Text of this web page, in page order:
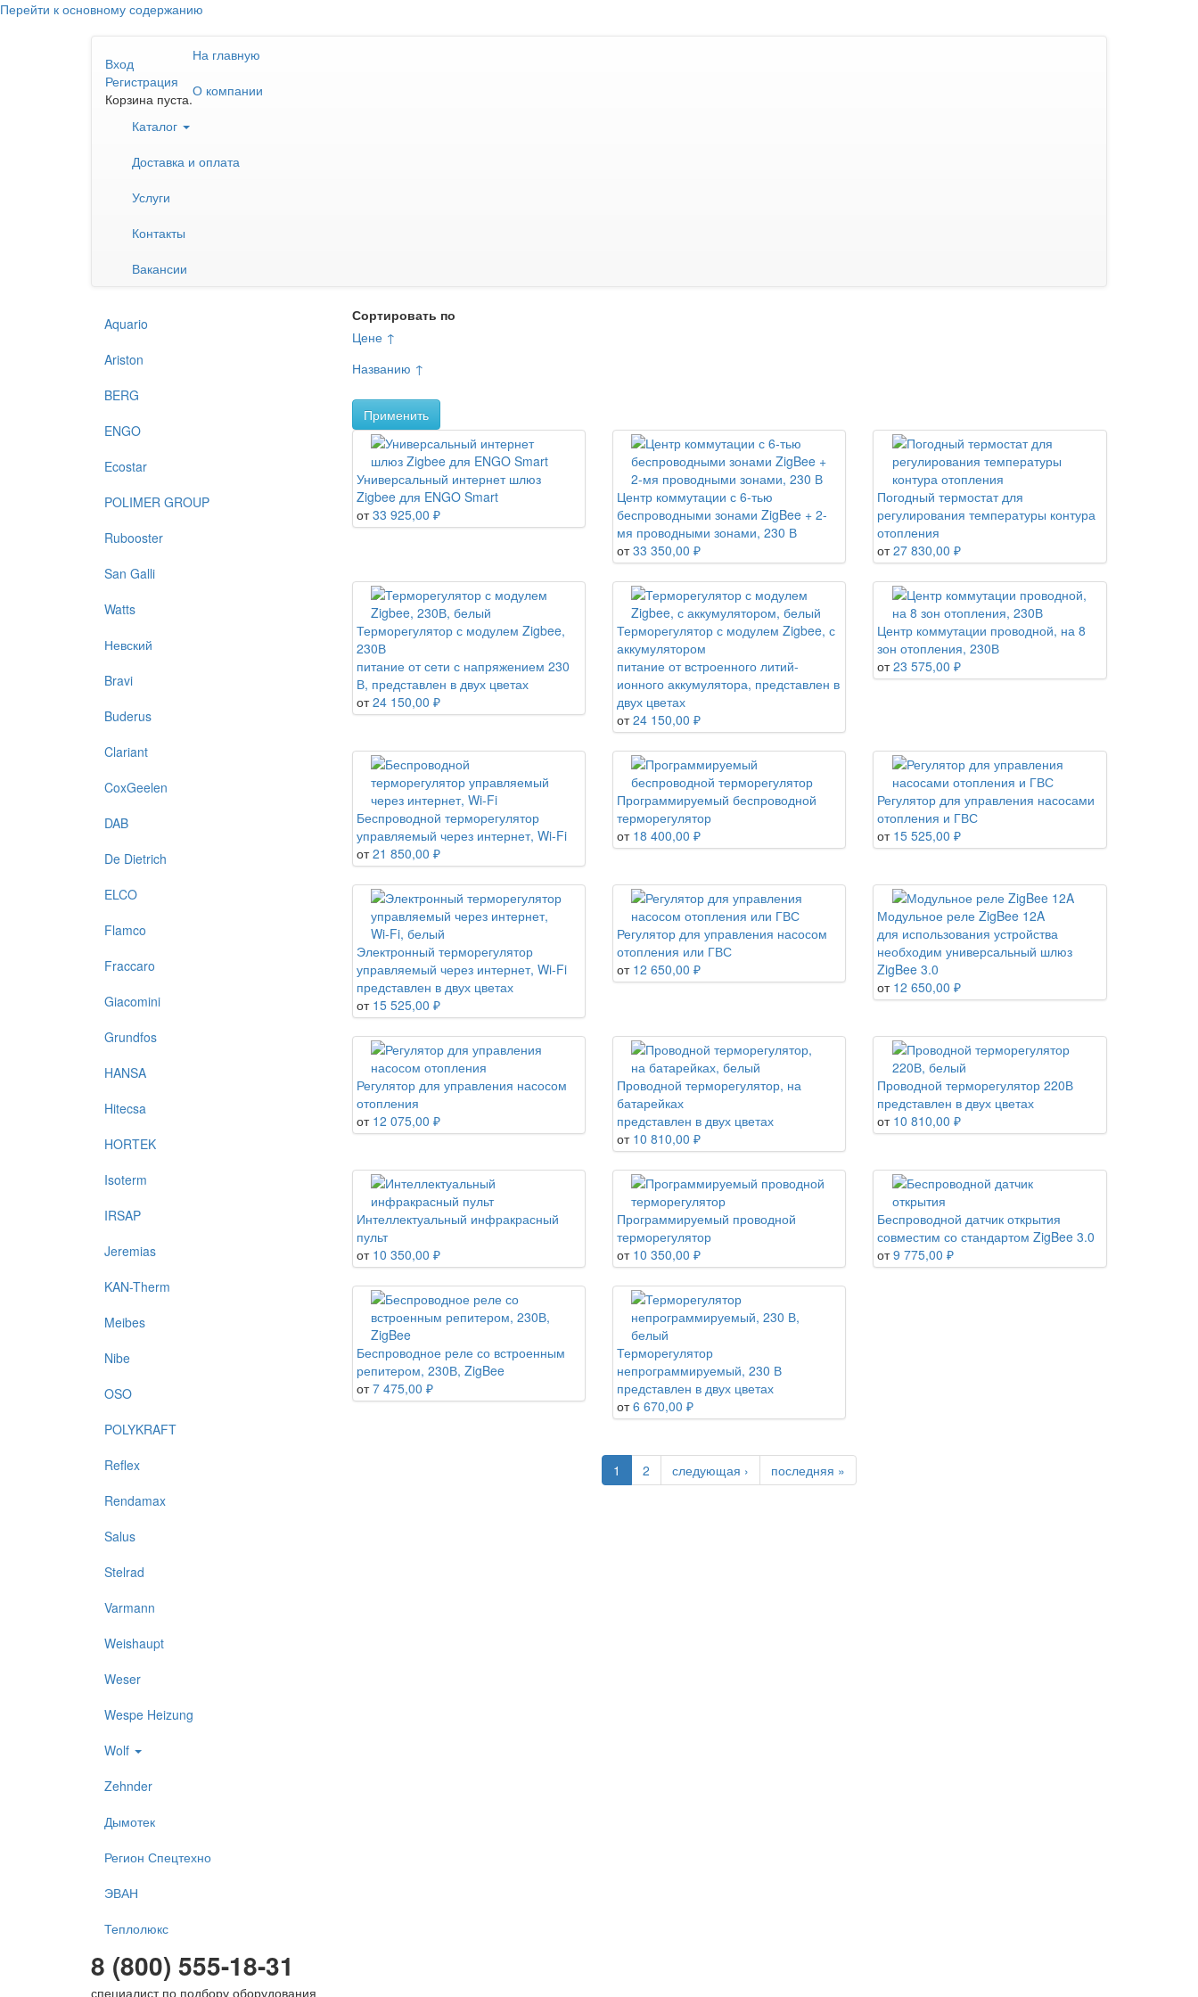
Перейти к основному содержанию
Вход
Регистрация
Корзина пуста.
На главную
О компании
Каталог
Доставка и оплата
Услуги
Контакты
Вакансии
Aquario
Ariston
BERG
ENGO
Ecostar
POLIMER GROUP
Rubooster
San Galli
Watts
Невский
Bravi
Buderus
Clariant
CoxGeelen
DAB
De Dietrich
ELCO
Flamco
Fraccaro
Giacomini
Grundfos
HANSA
Hitecsa
HORTEK
Isoterm
IRSAP
Jeremias
KAN-Therm
Meibes
Nibe
OSO
POLYKRAFT
Reflex
Rendamax
Salus
Stelrad
Varmann
Weishaupt
Weser
Wespe Heizung
Wolf
Zehnder
Дымотек
Регион Спецтехно
ЭВАН
Теплолюкс
Сортировать по
Цене ↑
Названию ↑
Применить
Универсальный интернет шлюз
Zigbee для ENGO Smart
от 33 925,00 ₽
Центр коммутации с 6-тью
беспроводными зонами ZigBee + 2-
мя проводными зонами, 230 В
от 33 350,00 ₽
Погодный термостат для
регулирования температуры контура
отопления
от 27 830,00 ₽
Терморегулятор с модулем Zigbee,
230В
питание от сети с напряжением 230
В, представлен в двух цветах
от 24 150,00 ₽
Терморегулятор с модулем Zigbee, с
аккумулятором
питание от встроенного литий-
ионного аккумулятора, представлен в
двух цветах
от 24 150,00 ₽
Центр коммутации проводной, на 8
зон отопления, 230В
от 23 575,00 ₽
Беспроводной терморегулятор
управляемый через интернет, Wi-Fi
от 21 850,00 ₽
Программируемый беспроводной
терморегулятор
от 18 400,00 ₽
Регулятор для управления насосами
отопления и ГВС
от 15 525,00 ₽
Электронный терморегулятор
управляемый через интернет, Wi-Fi
представлен в двух цветах
от 15 525,00 ₽
Регулятор для управления насосом
отопления или ГВС
от 12 650,00 ₽
Модульное реле ZigBee 12A
для использования устройства
необходим универсальный шлюз
ZigBee 3.0
от 12 650,00 ₽
Регулятор для управления насосом
отопления
от 12 075,00 ₽
Проводной терморегулятор, на
батарейках
представлен в двух цветах
от 10 810,00 ₽
Проводной терморегулятор 220В
представлен в двух цветах
от 10 810,00 ₽
Интеллектуальный инфракрасный
пульт
от 10 350,00 ₽
Программируемый проводной
терморегулятор
от 10 350,00 ₽
Беспроводной датчик открытия
совместим со стандартом ZigBee 3.0
от 9 775,00 ₽
Беспроводное реле со встроенным
репитером, 230В, ZigBee
от 7 475,00 ₽
Терморегулятор
непрограммируемый, 230 В
представлен в двух цветах
от 6 670,00 ₽
1 2 следующая › последняя »
8 (800) 555-18-31
специалист по подбору оборудования